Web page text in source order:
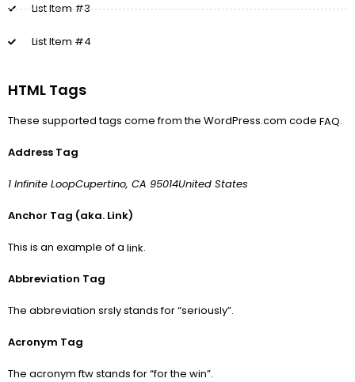
List Item #3
List Item #4
HTML Tags
These supported tags come from the WordPress.com code FAQ.
Address Tag
1 Infinite LoopCupertino, CA 95014United States
Anchor Tag (aka. Link)
This is an example of a link.
Abbreviation Tag
The abbreviation srslystands for “seriously”.
Acronym Tag
The acronymftwstands for “for the win”.